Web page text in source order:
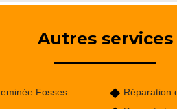
Autres services
Fosses
Réparation